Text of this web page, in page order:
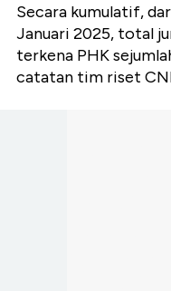
Secara kumulatif,
Januari 2025, total
terkena PHK
catatan tim riset